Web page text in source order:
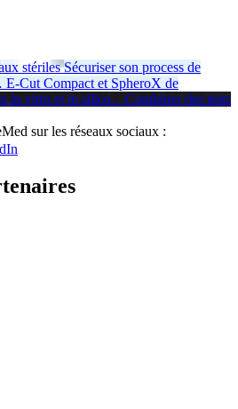
stériles Sécuriser son process de
E-Cut Compact et SpheroX de
in vitro et in silico…Combiner des tests
sur les réseaux sociaux :